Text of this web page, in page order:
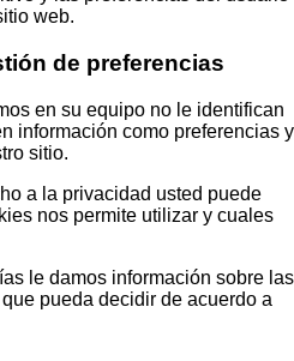
web.
de preferencias
en su equipo no le identifican
información como preferencias y
sitio.
a la privacidad usted puede
nos permite utilizar y cuales
le damos información sobre las
pueda decidir de acuerdo a